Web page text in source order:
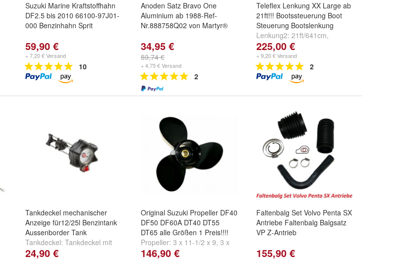
Suzuki Marine Kraftstoffhahn
DF2.5 bis 2010 66100-97J01-
000 Benzinhahn Sprit
59,90 €
+ 7,20 € Versand
10
Anoden Satz Bravo One
Aluminium ab 1988-Ref-
Nr.888758Q02 von Martyr®
34,95 €
59,74 €
+ 4,75 € Versand
2
Teleflex Lenkung XX Large ab
21ft!!! Bootssteuerung Boot
Steuerung Bootslenkung
Lenkung2: 21ft/641cm,
22ft/671cm,
weitere ...
225,00 €
+ 9,20 € Versand
2
Tankdeckel mechanischer
Anzeige für12/25l Benzintank
Aussenborder Tank
Tankdeckel: Tankdeckel mit
mechanischer Anzeige 12l
24,90 €
Original Suzuki Propeller DF40
DF50 DF60A DT40 DT55
DT65 alle Größen 1 Preis!!!!
Propeller: 3 x 11-1/2 x 9, 3 x
11-1/2 x 10,
146,90 €
Faltenbalg Set Volvo Penta SX
Antriebe Faltenbalg Balgsatz
VP Z-Antrieb
155,90 €